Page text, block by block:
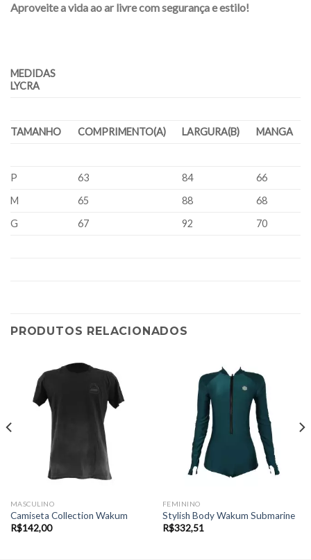
Aproveite a vida ao ar livre com segurança e estilo!
MEDIDAS
LYCRA
TAMANHO COMPRIMENTO(A) LARGURA(B) MANGA
P 63 84
66
M
65 88
68
G
67 92 70
PRODUTOS RELACIONADOS
MASCULINO
Camiseta Collection Wakum
R$142,00
FEMININO
Stylish Body Wakum Submarine
R$332,51